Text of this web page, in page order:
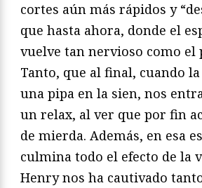
cortes aún más rápidos y
que hasta ahora, donde el
vuelve tan nervioso como el
Tanto, que al final, cuando
una pipa en la sien, nos
un relax, al ver que por fin
de mierda. Además, en esa
culmina todo el efecto de la
Henry nos ha cautivado